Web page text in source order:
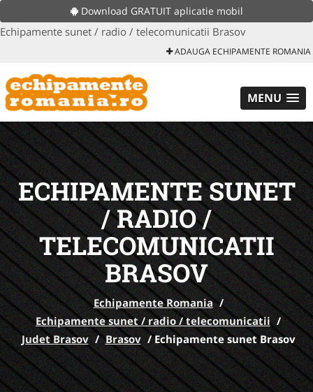
Download GRATUIT aplicatie mobil
Echipamente sunet / radio / telecomunicatii Brasov
ADAUGA ECHIPAMENTE ROMANIA
MENU
ECHIPAMENTE SUNET
/ RADIO /
TELECOMUNICATII
BRASOV
Echipamente Romania /
Echipamente sunet / radio / telecomunicatii /
Judet Brasov / Brasov /Echipamente sunet Brasov